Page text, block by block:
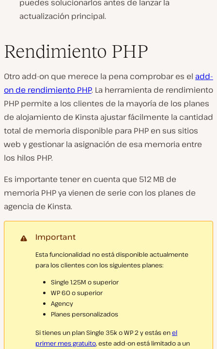
puedes solucionarlos antes de lanzar la
actualización principal.
Rendimiento PHP
Otro add-on que merece la pena comprobar es el add-
on de rendimiento PHP. La herramienta de rendimiento
PHP permite a los clientes de la mayoría de los planes
de alojamiento de Kinsta ajustar fácilmente la cantidad
total de memoria disponible para PHP en sus sitios
web y gestionar la asignación de esa memoria entre
los hilos PHP.
Es importante tener en cuenta que 512 MB de
memoria PHP ya vienen de serie con los planes de
agencia de Kinsta.
Important
Esta funcionalidad no está disponible actualmente
para los clientes con los siguientes planes:
Single 1.25M o superior
WP 60 o superior
Agency
Planes personalizados
Si tienes un plan Single 35k o WP 2 y estás enel
primer mes gratuito, este add-on está limitado a un